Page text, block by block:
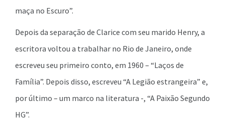
maça no Escuro”.
Depois da separação de Clarice com seu marido Henry, a
escritora voltou a trabalhar no Rio de Janeiro, onde
escreveu seu primeiro conto, em 1960 – “Laços de
Família”. Depois disso, escreveu “A Legião estrangeira” e,
por último – um marco na literatura -, “A Paixão Segundo
HG”.